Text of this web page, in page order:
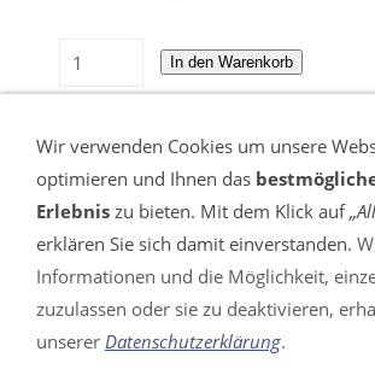
In den Warenkorb
VERTRAG WIDERRUFEN
Impressum
Wir verwenden Cookies um unsere
optimieren und Ihnen das
Erlebnis zu bieten. Mit dem Klick auf
erklären Sie sich damit einverstanden.
Informationen und die Möglichkeit,
zuzulassen oder sie zu deaktivieren,
unserer Datenschutzerklärung.